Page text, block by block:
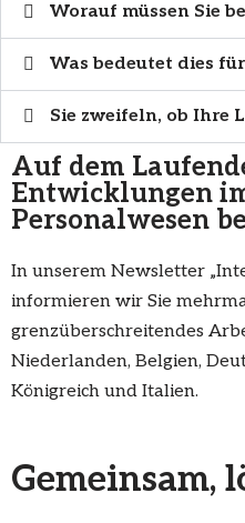
Worauf müssen Sie
Was bedeutet dies
Sie zweifeln, ob Ihre
Auf dem
Entwicklungen
Personalwesen
In unserem Newsletter
informieren wir Sie
grenzüberschreitendes
Niederlanden, Belgien,
Königreich und Italien.
Gemeinsam,